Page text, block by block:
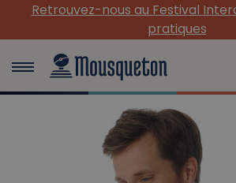
(Re) Découvrez nos